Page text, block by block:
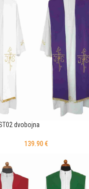
dvobojna
139.90 €